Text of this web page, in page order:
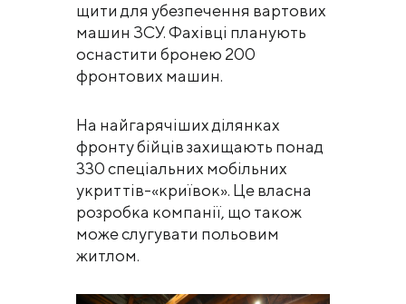
щити для убезпечення вартових
машин ЗСУ. Фахівці планують
оснастити бронею 200
фронтових машин.
На найгарячіших ділянках
фронту бійців захищають понад
330 спеціальних мобільних
укриттів-«криївок». Це власна
розробка компанії, що також
може слугувати польовим
житлом.